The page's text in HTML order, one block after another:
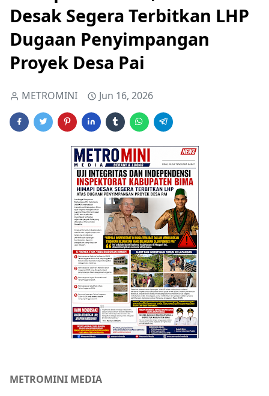
Desak Segera Terbitkan LHP
Dugaan Penyimpangan
Proyek Desa Pai
METROMINI Jun 16, 2026
METROMINI MEDIA